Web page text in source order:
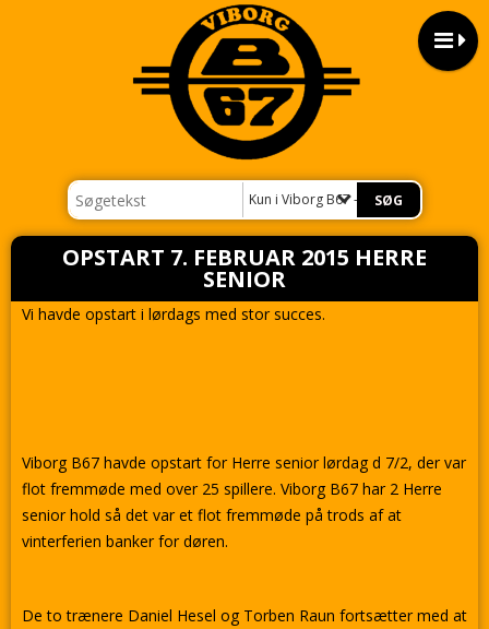
Kun i Viborg B67 - 2015
OPSTART 7. FEBRUAR 2015 HERRE
SENIOR
Vi havde opstart i lørdags med stor succes.
Viborg B67 havde opstart for Herre senior lørdag d 7/2, der var
flot fremmøde med over 25 spillere. Viborg B67 har 2 Herre
senior hold så det var et flot fremmøde på trods af at
vinterferien banker for døren.
De to trænere Daniel Hesel og Torben Raun fortsætter med at